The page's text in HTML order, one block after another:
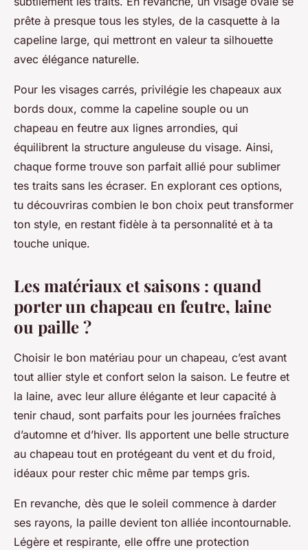
prête à presque tous les styles, de la casquette à la
capeline large, qui mettront en valeur ta silhouette
avec élégance naturelle.
Pour les visages carrés, privilégie les chapeaux aux
bords doux, comme la capeline souple ou un
chapeau en feutre aux lignes arrondies, qui
équilibrent la structure anguleuse du visage. Ainsi,
chaque forme trouve son parfait allié pour sublimer
tes traits sans les écraser. En explorant ces options,
tu découvriras combien le bon choix peut transformer
ton style, en restant fidèle à ta personnalité et à ta
touche unique.
Les matériaux et saisons : quand
porter un chapeau en feutre, laine
ou paille ?
Choisir le bon matériau pour un chapeau, c’est avant
tout allier style et confort selon la saison. Le feutre et
la laine, avec leur allure élégante et leur capacité à
tenir chaud, sont parfaits pour les journées fraîches
d’automne et d’hiver. Ils apportent une belle structure
au chapeau tout en protégeant du vent et du froid,
idéaux pour rester chic même par temps gris.
En revanche, dès que le soleil commence à darder
ses rayons, la paille devient ton alliée incontournable.
Légère et respirante, elle offre une protection